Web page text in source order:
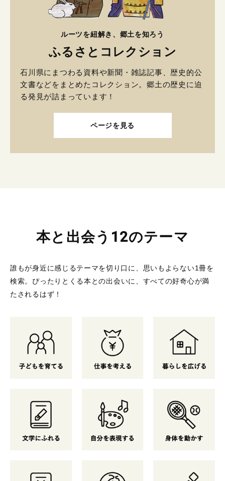
ルーツを紐解き、郷土を知ろう
ふるさとコレクション
石川県にまつわる資料や新聞・雑誌記事、歴史的公
文書などをまとめたコレクション。郷土の歴史に迫
る発見が詰まっています！
ページを見る
本と出会う12のテーマ
誰もが身近に感じるテーマを切り口に、思いもよらない1冊を
検索。 ぴったりとくる本との出会いに、すべての好奇心が満
たされるはず！